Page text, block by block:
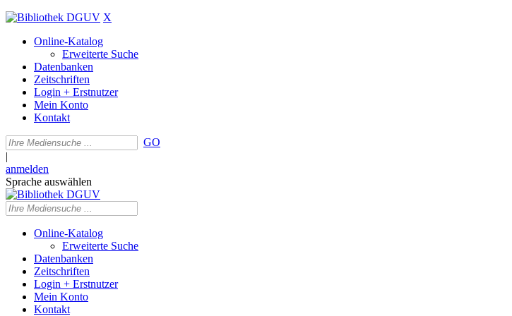
X
Online-Katalog
Erweiterte Suche
Datenbanken
Zeitschriften
Login + Erstnutzer
Mein Konto
Kontakt
GO
|
anmelden
Sprache auswählen
Online-Katalog
Erweiterte Suche
Datenbanken
Zeitschriften
Login + Erstnutzer
Mein Konto
Kontakt